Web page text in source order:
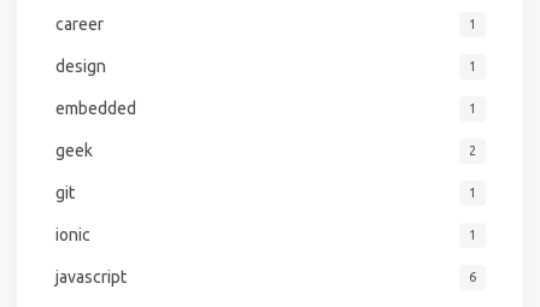
career 1
design 1
embedded 1
geek 2
git 1
ionic 1
javascript 6